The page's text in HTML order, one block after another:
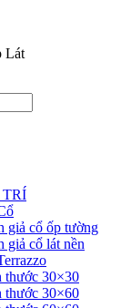
Lát
giả cổ ốp tường
giả cổ lát nền
thước 30×30
thước 30×60